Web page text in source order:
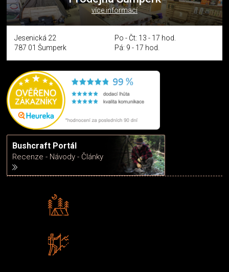
více informací
Jesenická 22
787 01 Šumperk
Po - Čt: 13 - 17 hod.
Pá: 9 - 17 hod.
Bushcraft Portál
Recenze - Návody - Články